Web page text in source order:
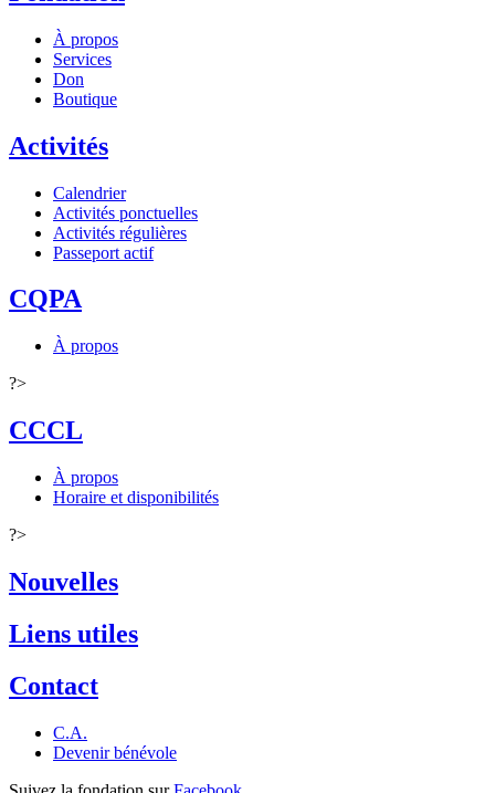
À propos
Services
Don
Boutique
Activités
Calendrier
Activités ponctuelles
Activités régulières
Passeport actif
CQPA
À propos
?>
CCCL
À propos
Horaire et disponibilités
?>
Nouvelles
Liens utiles
Contact
C.A.
Devenir bénévole